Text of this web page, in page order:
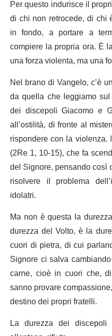
Per questo indurisce il
di chi non retrocede, di chi
in fondo, a portare a
compiere la propria ora. È
una forza violenta, ma una
Nel brano di Vangelo, c’è
da quella che leggiamo
dei discepoli Giacomo e
all’ostilità, di fronte al
rispondere con la
(2Re 1, 10-15), che fa
del Signore, pensando
risolvere il problema
idolatri.
Ma non è questa la
durezza del Volto, è la
cuori di pietra, di cui
Signore ci salva
carne, cioè in cuori che,
sanno provare
destino dei propri fratelli.
La durezza dei discepoli